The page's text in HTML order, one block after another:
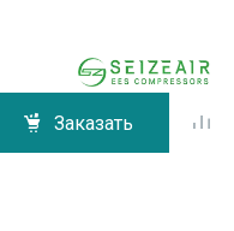
Заказать